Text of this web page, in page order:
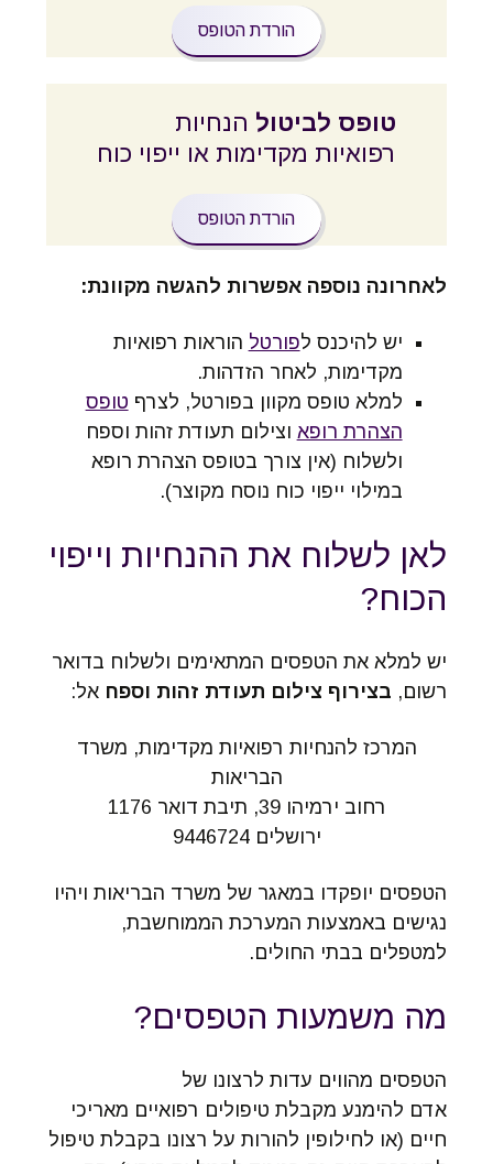
הורדת הטופס
טופס לביטול הנחיות
רפואיות מקדימות או ייפוי כוח
הורדת הטופס
לאחרונה נוספה אפשרות להגשה מקוונת:
יש להיכנס לפורטל הוראות רפואיות
מקדימות, לאחר הזדהות.
למלא טופס מקוון בפורטל, לצרף טופס
הצהרת רופא וצילום תעודת זהות וספח
ולשלוח (אין צורך בטופס הצהרת רופא
במילוי ייפוי כוח נוסח מקוצר).
לאן לשלוח את ההנחיות וייפוי
הכוח?
יש למלא את הטפסים המתאימים ולשלוח בדואר
רשום, בצירוף צילום תעודת זהות וספח אל:
המרכז להנחיות רפואיות מקדימות, משרד
הבריאות
רחוב ירמיהו 39, תיבת דואר 1176
ירושלים 9446724
הטפסים יופקדו במאגר של משרד הבריאות ויהיו
נגישים באמצעות המערכת הממוחשבת,
למטפלים בבתי החולים.
מה משמעות הטפסים?
הטפסים מהווים עדות לרצונו של
אדם להימנע מקבלת טיפולים רפואיים מאריכי
חיים (או לחילופין להורות על רצונו בקבלת טיפול